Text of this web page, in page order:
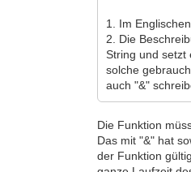
1. Im
2. Die
String und setzt
solche
auch "&"
Die Funktion
Das mit "&" hat
der Funktion